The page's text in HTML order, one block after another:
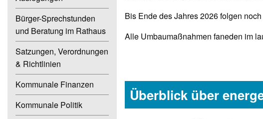
Bürger-Sprechstunden
und Beratung im Rathaus
Satzungen, Verordnungen
& Richtlinien
Kommunale Finanzen
Kommunale Politik
Bis Ende des Jahres 2026 folgen
Alle Umbaumaßnahmen faneden im
Überblick über